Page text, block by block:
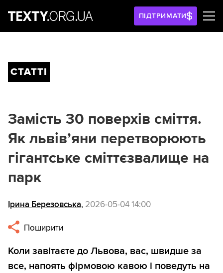
ПІДТРИМАТИ
СТАТТІ
Замість 30 поверхів сміття.
Як львів’яни перетворюють
гігантське сміттєзвалище на
парк
Ірина Березовська, 2026-05-04 14:00
Поширити
Коли завітаєте до Львова, вас, швидше за
все, напоять фірмовою кавою і поведуть на